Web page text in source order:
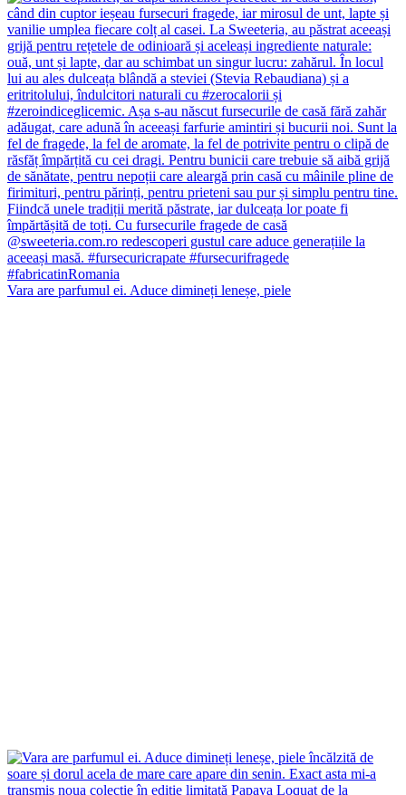
Vara are parfumul ei. Aduce dimineți leneșe, piele